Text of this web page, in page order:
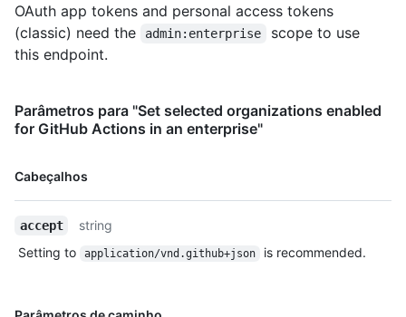
OAuth app tokens and personal access tokens
(classic) need the
admin:enterprise
scope to use
this endpoint.
Parâmetros para "Set selected organizations enabled
for GitHub Actions in an enterprise"
Cabeçalhos
Nome,
accept
string
Setting to
application/vnd.github+json is recommended.
Nome,